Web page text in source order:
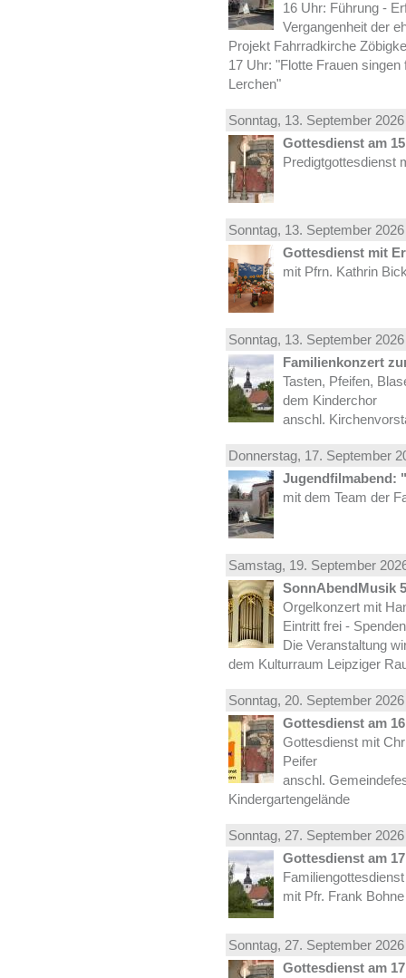
16 Uhr: Führung -
Vergangenheit der
Projekt Fahrradkirche
17 Uhr: "Flotte Frauen
Lerchen"
Sonntag, 13. September
Gottesdienst am
Predigtgottesdienst
Sonntag, 13. September
Gottesdienst mit
mit Pfrn. Kathrin
Sonntag, 13. September
Familienkonzert
Tasten, Pfeifen,
dem Kinderchor
anschl.
Donnerstag, 17. September
Jugendfilmabend:
mit dem Team der
Samstag, 19. September
SonnAbendMusik 5
Orgelkonzert mit
Eintritt frei -
Die Veranstaltung
dem Kulturraum Leipziger
Sonntag, 20. September
Gottesdienst am
Gottesdienst mit
Peifer
anschl.
Kindergartengelände
Sonntag, 27. September
Gottesdienst am
mit Pfr. Frank
Sonntag, 27. September
Gottesdienst am